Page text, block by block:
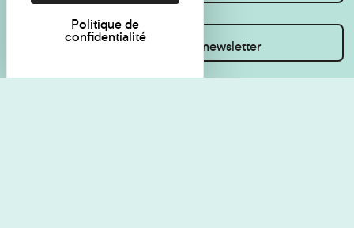
Inscrivez-vous à la newsletter
Politique de
confidentialité